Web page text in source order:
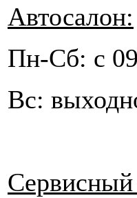
Автосалон:
Пн-Сб: с
Вс:
Сервисный